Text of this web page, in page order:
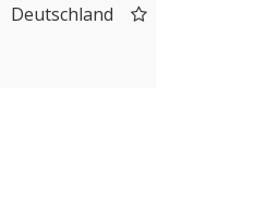
Deutschland